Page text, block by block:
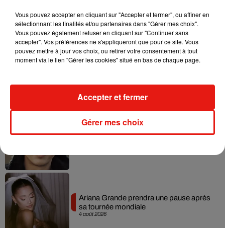
Musique
Benny Blanco invite Selena Gomez et
4 août 2026
Ariana Grande prendra une pause après
sa tournée mondiale
Vous pouvez accepter en cliquant sur "Accepter et fermer", ou affiner en
sélectionnant les finalités et/ou partenaires dans "Gérer mes choix".
Vous pouvez également refuser en cliquant sur "Continuer sans
accepter". Vos préférences ne s'appliqueront que pour ce site. Vous
pouvez mettre à jour vos choix, ou retirer votre consentement à tout
moment via le lien "Gérer les cookies" situé en bas de chaque page.
Gérer mes choix
Accepter et fermer